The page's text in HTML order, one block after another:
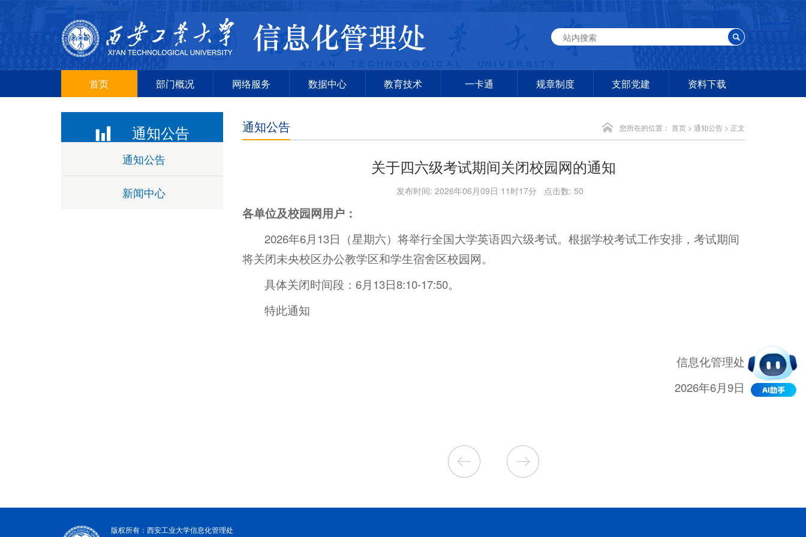
首页 部门概况 网络服务 数据中心 教育技术 一卡通 规章制度 支部党建 资料下载
通知公告
通知公告
新闻中心
通知公告 您所在的位置： 首页 > 通知公告 > 正文
关于四六级考试期间关闭校园网的通知
发布时间: 2026年06月09日 11时17分 点击数: 50
各单位及校园网用户：
2026年6月13日（星期六）将举行全国大学英语四六级考试。根据学校考试工作安排，考试期间
将关闭未央校区办公教学区和学生宿舍区校园网。
具体关闭时间段：6月13日8:10-17:50。
特此通知
信息化管理处
2026年6月9日
版权所有：西安工业大学信息化管理处